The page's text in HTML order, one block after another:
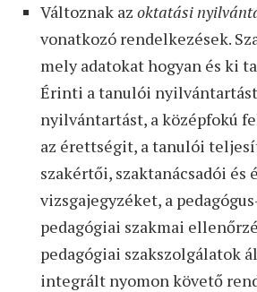
Változnak az oktatási
vonatkozó rendelkezések.
mely adatokat hogyan és ki
Érinti a tanulói
nyilvántartást, a középfokú
az érettségit, a tanulói
szakértői, szaktanácsadói
vizsgajegyzéket, a
pedagógiai szakmai
pedagógiai szakszolgálatok
integrált nyomon követő